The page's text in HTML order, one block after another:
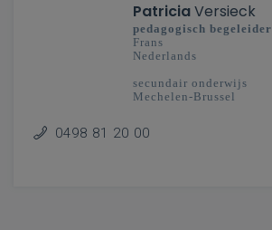
PatriciaVersieck
pedagogisch begeleider
Frans
Nederlands
secundair onderwijs
Mechelen-Brussel
0498 81 20 00